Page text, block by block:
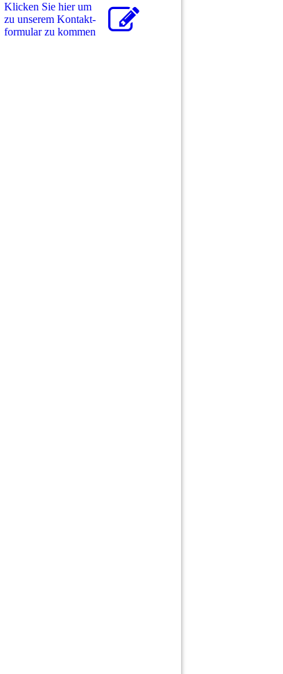
Klicken Sie hier um
zu unserem Kon­takt­
for­mu­lar zu kommen